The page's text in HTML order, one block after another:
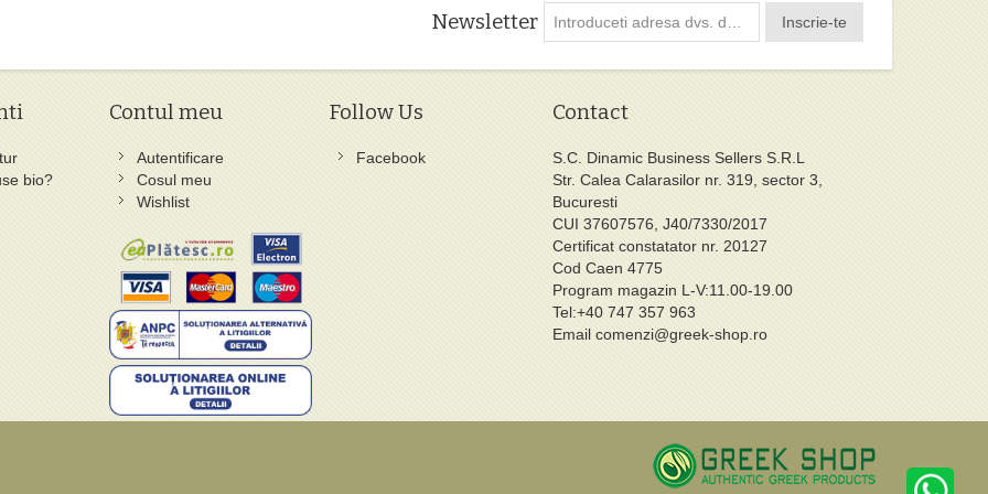
Newsletter Inscrie-te
bio?
Contul meu
Autentificare
Cosul meu
Wishlist
Follow Us
Facebook
Contact
S.C. Dinamic Business Sellers S.R.L
Str. Calea Calarasilor nr. 319, sector 3,
Bucuresti
CUI 37607576, J40/7330/2017
Certificat constatator nr. 20127
Cod Caen 4775
Program magazin L-V:11.00-19.00
Tel:+40 747 357 963
Email comenzi@greek-shop.ro